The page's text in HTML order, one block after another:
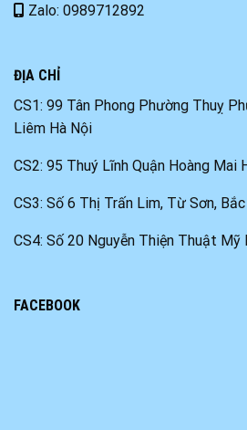
Zalo: 0989712892
ĐỊA CHỈ
CS1: 99 Tân Phong Phường Thuỵ
Liêm Hà Nội
CS2: 95 Thuý Lĩnh Quận Hoàng Mai
CS3: Số 6 Thị Trấn Lim, Từ Sơn,
CS4: Số 20 Nguyễn Thiện Thuật Mỹ
FACEBOOK